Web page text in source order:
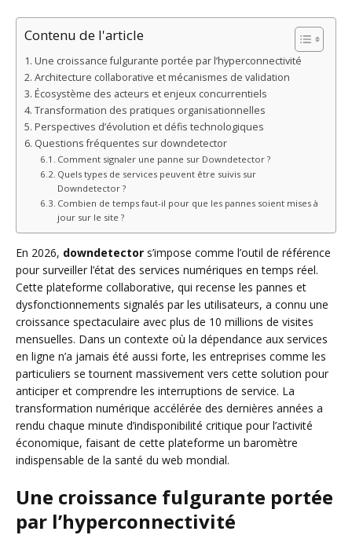
Contenu de l'article
Une croissance fulgurante portée par l’hyperconnectivité
Architecture collaborative et mécanismes de validation
Écosystème des acteurs et enjeux concurrentiels
Transformation des pratiques organisationnelles
Perspectives d’évolution et défis technologiques
Questions fréquentes sur downdetector
Comment signaler une panne sur Downdetector ?
Quels types de services peuvent être suivis sur
Downdetector ?
Combien de temps faut-il pour que les pannes soient mises à
jour sur le site ?
En 2026, downdetector s’impose comme l’outil de référence
pour surveiller l’état des services numériques en temps réel.
Cette plateforme collaborative, qui recense les pannes et
dysfonctionnements signalés par les utilisateurs, a connu une
croissance spectaculaire avec plus de 10 millions de visites
mensuelles. Dans un contexte où la dépendance aux services
en ligne n’a jamais été aussi forte, les entreprises comme les
particuliers se tournent massivement vers cette solution pour
anticiper et comprendre les interruptions de service. La
transformation numérique accélérée des dernières années a
rendu chaque minute d’indisponibilité critique pour l’activité
économique, faisant de cette plateforme un baromètre
indispensable de la santé du web mondial.
Une croissance fulgurante portée
par l’hyperconnectivité